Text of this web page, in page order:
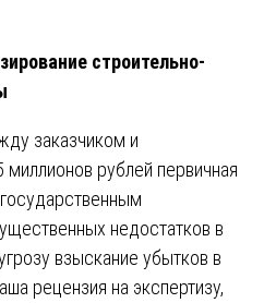
строительно-
заказчиком и
рублей первичная
недостатков в
взыскание убытков в
рецензия на экспертизу,